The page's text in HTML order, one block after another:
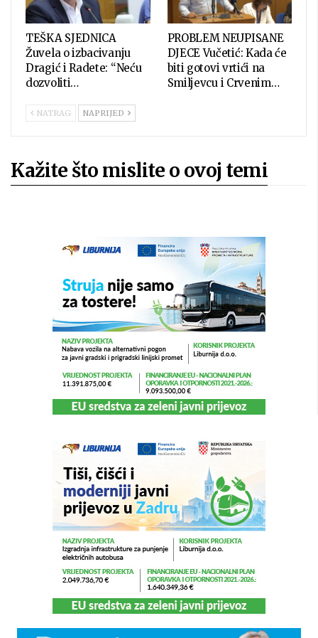
TEŠKA SJEDNICA
Žuvela o izbacivanju
Dragić i Radete: “Neću
dozvoliti…
PROBLEM NEUPISANE
DJECE Vučetić: Kada će
biti gotovi vrtići na
Smiljevcu i Crvenim…
NATRAG NAPRIJED
Kažite što mislite o ovoj temi